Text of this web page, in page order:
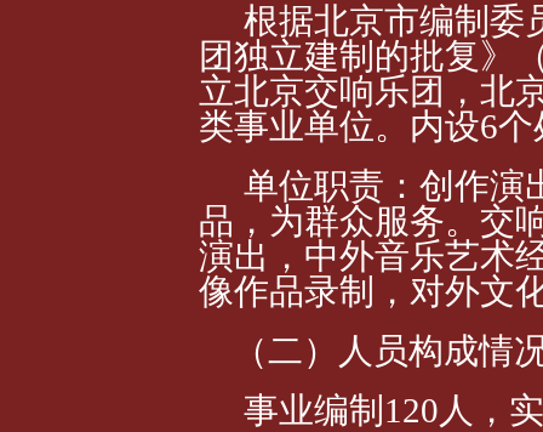
根据北京市编制委
团独立建制的批复》
立北京交响乐团 ，北
类事业单位。内设6个
单位职责：创作演
品，为群众服务。交
演出，中外音乐艺术
像作品录制，对外文
（二）人员构成情
事业编制120人，